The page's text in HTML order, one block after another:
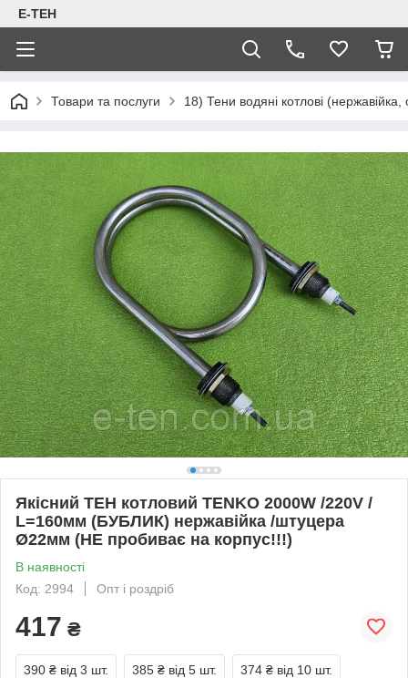
Е-ТЕН
Товари та послуги 18) Тени водяні котлові
Якісний ТЕН котловий TENKO 2000W /220V /
L=160мм (БУБЛИК) нержавійка /штуцера
Ø22мм (НЕ пробиває на корпус!!!)
В наявності
Код: 2994
Опт і роздріб
417 ₴
390 ₴ від 3 шт. 385 ₴ від 5 шт. 374 ₴ від 10 шт.